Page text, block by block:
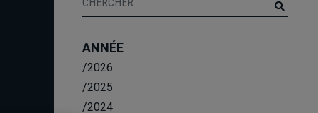
ANNÉE
/2026
/2025
/2024